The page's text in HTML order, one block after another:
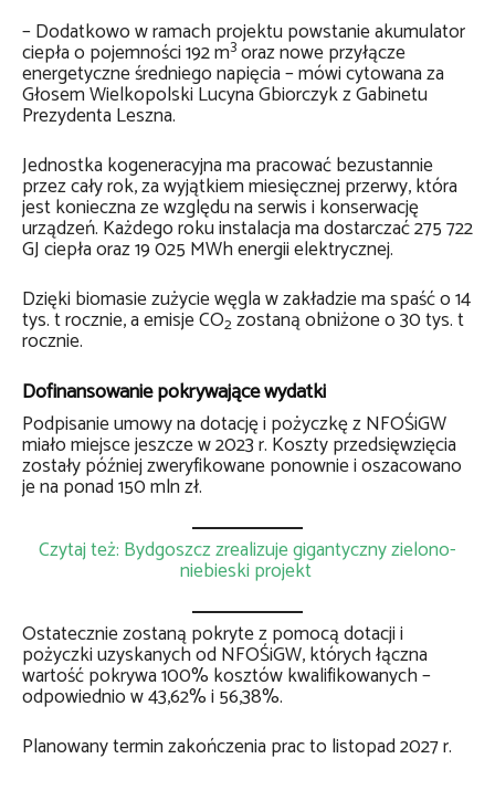
– Dodatkowo w ramach projektu powstanie akumulator
ciepła o pojemności 192 m3oraz nowe przyłącze
energetyczne średniego napięcia – mówi cytowana za
Głosem Wielkopolski Lucyna Gbiorczyk z Gabinetu
Prezydenta Leszna.
Jednostka kogeneracyjna ma pracować bezustannie
przez cały rok, za wyjątkiem miesięcznej przerwy, która
jest konieczna ze względu na serwis i konserwację
urządzeń. Każdego roku instalacja ma dostarczać 275 722
GJ ciepła oraz 19 025 MWh energii elektrycznej.
Dzięki biomasie zużycie węgla w zakładzie ma spaść o 14
tys. t rocznie, a emisje CO2zostaną obniżone o 30 tys. t
rocznie.
Dofinansowanie pokrywające wydatki
Podpisanie umowy na dotację i pożyczkę z NFOŚiGW
miało miejsce jeszcze w 2023 r. Koszty przedsięwzięcia
zostały później zweryfikowane ponownie i oszacowano
je na ponad 150 mln zł.
Czytaj też: Bydgoszcz zrealizuje gigantyczny zielono-
niebieski projekt
Ostatecznie zostaną pokryte z pomocą dotacji i
pożyczki uzyskanych od NFOŚiGW, których łączna
wartość pokrywa 100% kosztów kwalifikowanych –
odpowiednio w 43,62% i 56,38%.
Planowany termin zakończenia prac to listopad 2027 r.